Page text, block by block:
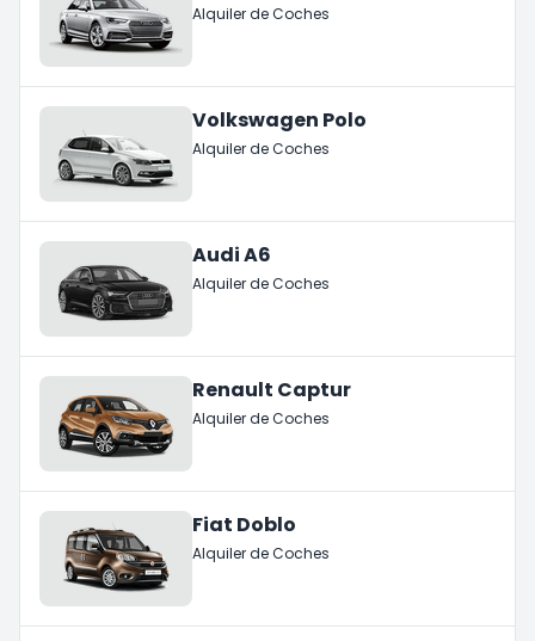
Alquiler de Coches
Volkswagen Polo
Alquiler de Coches
Audi A6
Alquiler de Coches
Renault Captur
Alquiler de Coches
Fiat Doblo
Alquiler de Coches